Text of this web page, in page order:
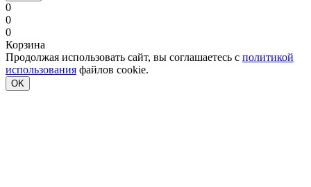
0
0
0
Корзина
Продолжая использовать сайт, вы соглашаетесь с политикой
использования файлов cookie.
OK